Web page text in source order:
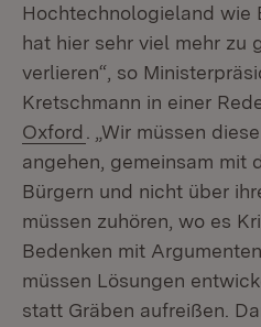
Hochtechnologieland wie
hat hier sehr viel mehr zu
verlieren“, so
Kretschmann in einer
Oxford (Öffnet in neuem
. „Wir müssen
angehen, gemeinsam mit
Bürgern und nicht über
müssen zuhören, wo es
Bedenken mit
müssen Lösungen
statt Gräben aufreißen.